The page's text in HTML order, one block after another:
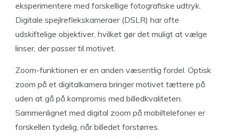
eksperimentere med forskellige fotografiske udtryk.
Digitale spejlreflekskameraer (DSLR) har ofte
udskiftelige objektiver, hvilket gør det muligt at vælge
linser, der passer til motivet.
Zoom-funktionen er en anden væsentlig fordel. Optisk
zoom på et digitalkamera bringer motivet tættere på
uden at gå på kompromis med billedkvaliteten.
Sammenlignet med digital zoom på mobiltelefoner er
forskellen tydelig, når billedet forstørres.